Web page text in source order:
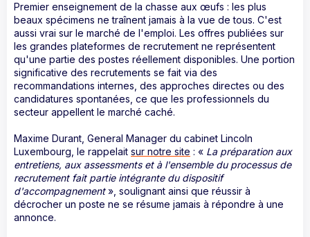
Premier enseignement de la chasse aux œufs : les plus
beaux spécimens ne traînent jamais à la vue de tous. C'est
aussi vrai sur le marché de l'emploi. Les offres publiées sur
les grandes plateformes de recrutement ne représentent
qu'une partie des postes réellement disponibles. Une portion
significative des recrutements se fait via des
recommandations internes, des approches directes ou des
candidatures spontanées, ce que les professionnels du
secteur appellent le marché caché.
Maxime Durant, General Manager du cabinet Lincoln
Luxembourg, le rappelait sur notre site : « La préparation aux
entretiens, aux assessments et à l'ensemble du processus de
recrutement fait partie intégrante du dispositif
d'accompagnement», soulignant ainsi que réussir à
décrocher un poste ne se résume jamais à répondre à une
annonce.